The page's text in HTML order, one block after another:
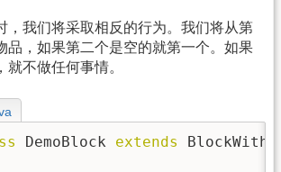
，我们将采取相反的行为。我们将从第
品，如果第二个是空的就第一个。如果
不做任何事情。
DemoBlock extends